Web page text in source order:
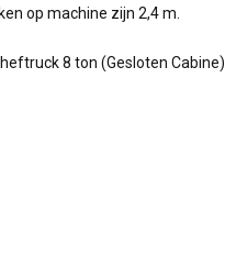
op machine zijn 2,4 m.
8 ton (Gesloten Cabine)